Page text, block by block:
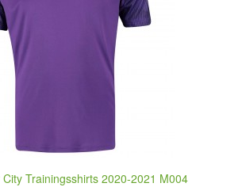
Trainingsshirts 2020-2021 M004